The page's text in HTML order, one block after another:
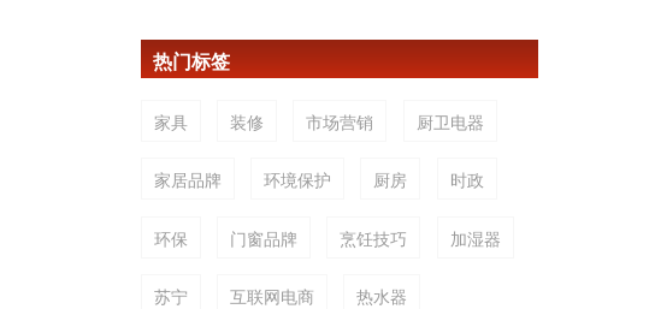
热门标签
家具 装修 市场营销 厨卫电器
家居品牌 环境保护 厨房 时政
环保 门窗品牌 烹饪技巧 加湿器
苏宁 互联网电商 热水器